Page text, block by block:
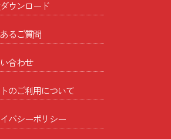
ウンロード
るご質問
合わせ
のご利用について
バシーポリシー